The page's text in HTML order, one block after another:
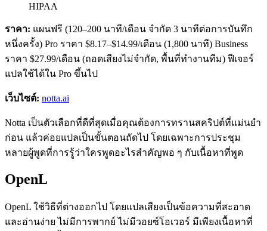
HIPAA
ราคา: แผนฟรี (120–200 นาที/เดือน จำกัด 3 นาทีต่อการบันทึก
หนึ่งครั้ง) Pro ราคา $8.17–$14.99/เดือน (1,800 นาที) Business
ราคา $27.99/เดือน (ถอดเสียงไม่จำกัด, พื้นที่ทำงานทีม) ฟีเจอร์
แปลใช้ได้ใน Pro ขึ้นไป
เว็บไซต์: notta.ai
Notta เป็นตัวเลือกที่ดีที่สุดเมื่อคุณต้องการทรานสคริปต์ที่แม่นยำ
ก่อน แล้วค่อยแปลเป็นขั้นตอนถัดไป โดยเฉพาะการประชุม
หลายผู้พูดที่การรู้ว่าใครพูดอะไรสำคัญพอ ๆ กับเนื้อหาที่พูด
OpenL
OpenL ใช้วิธีที่ต่างออกไป โดยแปลเสียงเป็นข้อความที่สะอาด
และอ่านง่าย ไม่มีการพากย์ ไม่มีวอยซ์โอเวอร์ มีเพียงเนื้อหาที่